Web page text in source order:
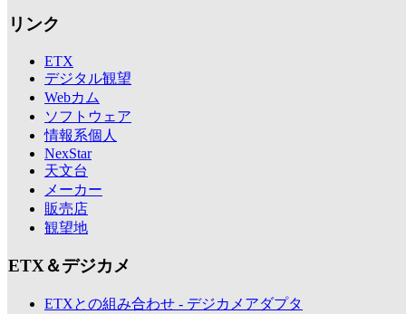
リンク
ETX
デジタル観望
Webカム
ソフトウェア
情報系個人
NexStar
天文台
メーカー
販売店
観望地
ETX＆デジカメ
ETXとの組み合わせ - デジカメアダプタ